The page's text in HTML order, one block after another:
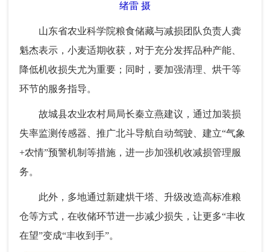
绪雷 摄
山东省农业科学院粮食储藏与减损团队负责人龚
魁杰表示，小麦适期收获，对于充分发挥品种产能、
降低机收损失尤为重要；同时，要加强清理、烘干等
环节的服务指导。
故城县农业农村局局长秦立燕建议，通过加装损
失率监测传感器、推广北斗导航自动驾驶、建立“气象
+农情”预警机制等措施，进一步加强机收减损管理服
务。
此外，多地通过新建烘干塔、升级改造高标准粮
仓等方式，在收储环节进一步减少损失，让更多“丰收
在望”变成“丰收到手”。